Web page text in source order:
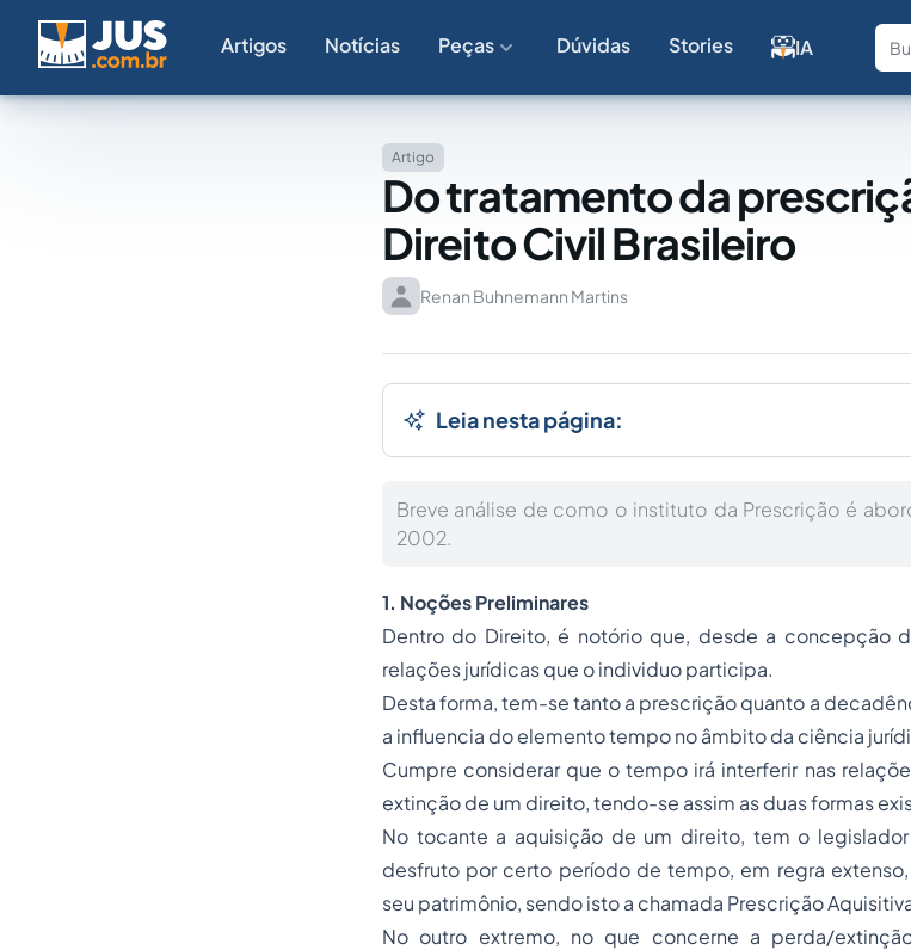
Artigos Notícias Peças Dúvidas Stories IA
Artigo
Do tratamento da
Direito Civil Brasileiro
Renan Buhnemann Martins
Leia nesta página:
Breve análise de como o instituto da Prescrição é
2002.
1. Noções Preliminares
Dentro do Direito, é notório que, desde a concepção
relações jurídicas que o individuo participa.
Desta forma, tem-se tanto a prescrição quanto a
a influencia do elemento tempo no âmbito da ciência
Cumpre considerar que o tempo irá interferir nas
extinção de um direito, tendo-se assim as duas formas
No tocante a aquisição de um direito, tem o
desfruto por certo período de tempo, em regra
seu patrimônio, sendo isto a chamada Prescrição
No outro extremo, no que concerne a perda/